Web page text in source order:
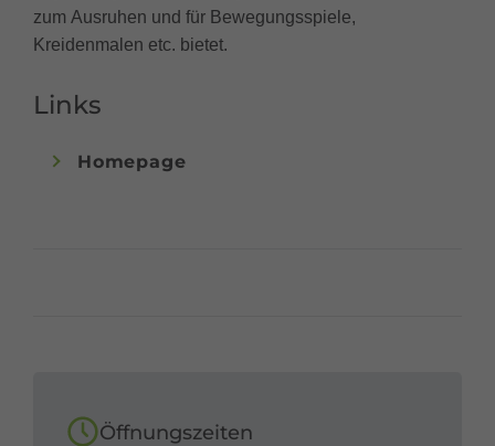
zum Ausruhen und für Bewegungsspiele,
Kreidenmalen etc. bietet.
Links
Homepage
Öffnungszeiten